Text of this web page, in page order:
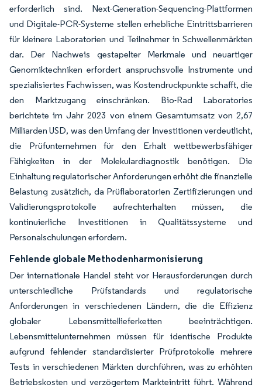
erforderlich sind. Next-Generation-Sequencing-Plattformen
und Digitale-PCR-Systeme stellen erhebliche Eintrittsbarrieren
für kleinere Laboratorien und Teilnehmer in Schwellenmärkten
dar. Der Nachweis gestapelter Merkmale und neuartiger
Genomiktechniken erfordert anspruchsvolle Instrumente und
spezialisiertes Fachwissen, was Kostendruckpunkte schafft, die
den Marktzugang einschränken. Bio-Rad Laboratories
berichtete im Jahr 2023 von einem Gesamtumsatz von 2,67
Milliarden USD, was den Umfang der Investitionen verdeutlicht,
die Prüfunternehmen für den Erhalt wettbewerbsfähiger
Fähigkeiten in der Molekulardiagnostik benötigen. Die
Einhaltung regulatorischer Anforderungen erhöht die finanzielle
Belastung zusätzlich, da Prüflaboratorien Zertifizierungen und
Validierungsprotokolle aufrechterhalten müssen, die
kontinuierliche Investitionen in Qualitätssysteme und
Personalschulungen erfordern.
Fehlende globale Methodenharmonisierung
Der internationale Handel steht vor Herausforderungen durch
unterschiedliche Prüfstandards und regulatorische
Anforderungen in verschiedenen Ländern, die die Effizienz
globaler Lebensmittellieferketten beeinträchtigen.
Lebensmittelunternehmen müssen für identische Produkte
aufgrund fehlender standardisierter Prüfprotokolle mehrere
Tests in verschiedenen Märkten durchführen, was zu erhöhten
Betriebskosten und verzögertem Markteintritt führt. Während